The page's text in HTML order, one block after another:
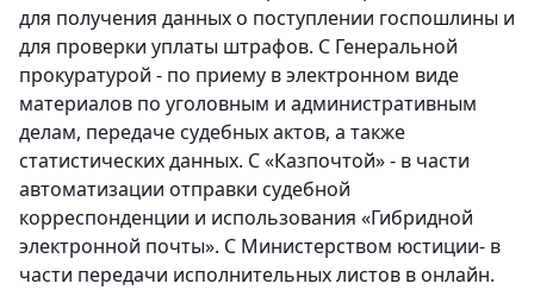
для получения данных о поступлении госпошлины и
для проверки уплаты штрафов. С Генеральной
прокуратурой - по приему в электронном виде
материалов по уголовным и административным
делам, передаче судебных актов, а также
статистических данных. С «Казпочтой» - в части
автоматизации отправки судебной
корреспонденции и использования «Гибридной
электронной почты». С Министерством юстиции- в
части передачи исполнительных листов в онлайн.